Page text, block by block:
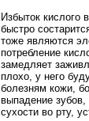
Избыток кислого
быстро
тоже являются
потребление
замедляет
плохо, у него
болезням кожи,
выпадение зубов,
сухости во рту,